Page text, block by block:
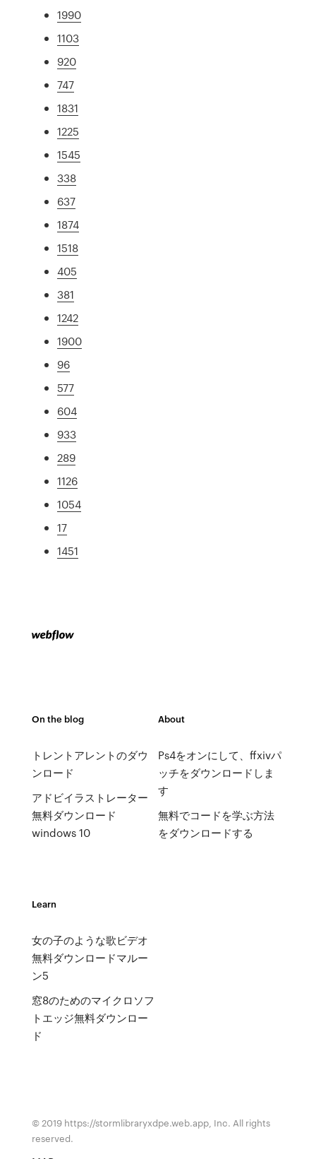
1990
1103
920
747
1831
1225
1545
338
637
1874
1518
405
381
1242
1900
96
577
604
933
289
1126
1054
17
1451
On the blog
トレントアレントのダウ
ンロード
アドビイラストレーター
無料ダウンロード
windows 10
About
Ps4をオンにして、ffxivパ
ッチをダウンロードしま
す
無料でコードを学ぶ方法
をダウンロードする
Learn
女の子のような歌ビデオ
無料ダウンロードマルー
ン5
窓8のためのマイクロソフ
トエッジ無料ダウンロー
ド
© 2019 https://stormlibraryxdpe.web.app, Inc. All rights
reserved.